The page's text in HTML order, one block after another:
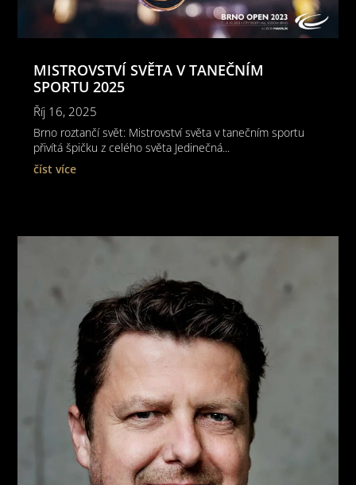
MISTROVSTVÍ SVĚTA V TANEČNÍM
SPORTU 2025
Říj 16, 2025
Brno roztančí svět: Mistrovství světa v tanečním sportu
přivítá špičku z celého světa Jedinečná...
číst více